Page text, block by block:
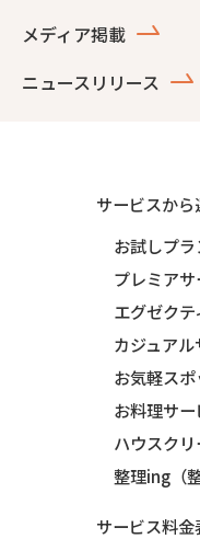
メディア掲載
ニュースリリース
サービスから
お試しプラ
プレミア
エグゼク
カジュア
お気軽ス
お料理サー
ハウスク
整理ing（
サービス料金